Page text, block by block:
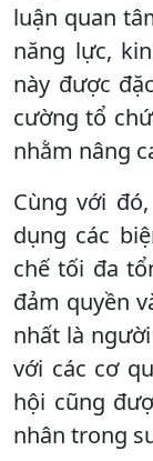
luận quan
năng lực,
này được
cường tổ
nhằm nâng
Cùng với
dụng các
chế tối đa
đảm quyền
nhất là
với các cơ
hội cũng
nhân trong